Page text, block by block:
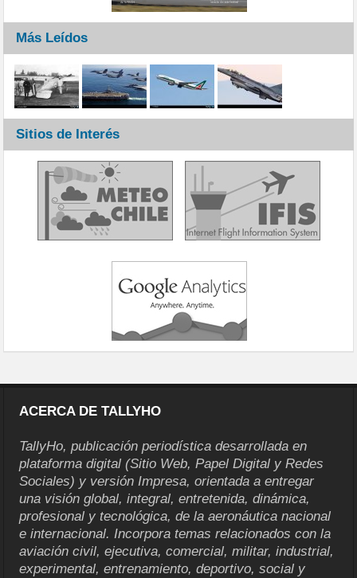
Más Leídos
Sitios de Interés
ACERCA DE TALLYHO
TallyHo, publicación periodística desarrollada en
plataforma digital (Sitio Web, Papel Digital y Redes
Sociales) y versión Impresa, orientada a entregar
una visión global, integral, entretenida, dinámica,
profesional y tecnológica, de la aeronáutica nacional
e internacional. Incorpora temas relacionados con la
aviación civil, ejecutiva, comercial, militar, industrial,
experimental, entrenamiento, deportivo, social y